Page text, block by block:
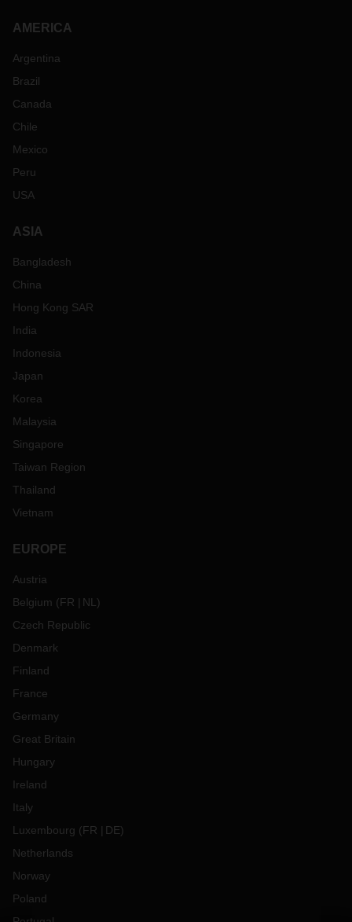
AMERICA
Argentina
Brazil
Canada
Chile
Mexico
Peru
USA
ASIA
Bangladesh
China
Hong Kong SAR
India
Indonesia
Japan
Korea
Malaysia
Singapore
Taiwan Region
Thailand
Vietnam
EUROPE
Austria
Belgium (FR NL )
Czech Republic
Denmark
Finland
France
Germany
Great Britain
Hungary
Ireland
Italy
Luxembourg (FR DE)
Netherlands
Norway
Poland